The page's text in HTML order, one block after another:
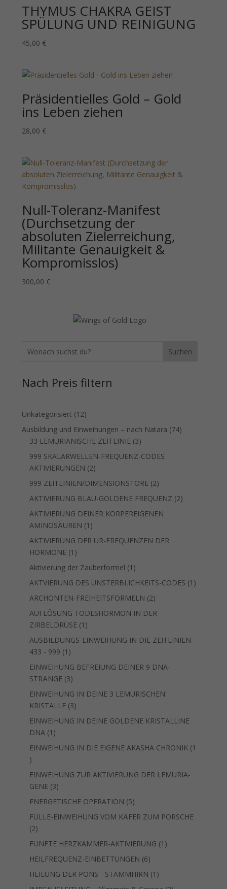
THYMUS CHAKRA GEIST
SPÜLUNG UND REINIGUNG
45,00 €
Präsidentielles Gold – Gold
ins Leben ziehen
28,00 €
Null-Toleranz-Manifest
(Durchsetzung der
absoluten Zielerreichung,
Militante Genauigkeit &
Kompromisslos)
300,00 €
Suchen
Nach Preis filtern
Unkategorisiert 1212
Produkte
Ausbildung und Einweihungen – nach Natara 7474
33 LEMURIANISCHE ZEITLINIE 33
Produkte
999 SKALARWELLEN-FREQUENZ-CODES
AKTIVIERUNGEN 22
Produkte
999 ZEITLINIEN/DIMENSIONSTORE 22
Produkte
AKTIVIERUNG BLAU-GOLDENE FREQUENZ 22
AKTIVIERUNG DEINER KÖRPEREIGENEN
AMINOSÄUREN 1 1
Produkt
AKTIVIERUNG DER UR-FREQUENZEN DER
HORMONE 1 1
Produkt
Aktivierung der Zauberformel 1 1
Produkt
AKTVIERUNG DES UNSTERBLICHKEITS-CODES 1 1
ARCHONTEN-FREIHEITSFORMELN 22
Produkte
AUFLÖSUNG TODESHORMON IN DER
ZIRBELDRÜSE 1 1
Produkt
AUSBILDUNGS-EINWEIHUNG IN DIE ZEITLINIEN
433 - 999 1 1
Produkt
EINWEIHUNG BEFREIUNG DEINER 9 DNA-
STRÄNGE 33
Produkte
EINWEIHUNG IN DEINE 3 LEMURISCHEN
KRISTALLE 33
Produkte
EINWEIHUNG IN DEINE GOLDENE KRISTALLINE
DNA 1 1
Produkt
EINWEIHUNG IN DIE EIGENE AKASHA CHRONIK 1
1
Produkt
EINWEIHUNG ZUR AKTIVIERUNG DER LEMURIA-
GENE 33
Produkte
ENERGETISCHE OPERATION 55
Produkte
FÜLLE-EINWEIHUNG VOM KÄFER ZUM PORSCHE
22
Produkte
FÜNFTE HERZKAMMER-AKTIVIERUNG 1 1
HEILFREQUENZ-EINBETTUNGEN 66
Produkte
HEILUNG DER PONS - STAMMHIRN 1 1
Produkt